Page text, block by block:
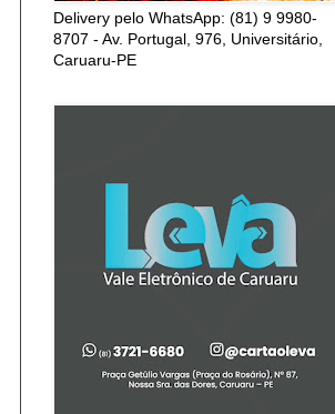
Delivery pelo WhatsApp: (81) 9 9980-
8707 - Av. Portugal, 976, Universitário,
Caruaru-PE